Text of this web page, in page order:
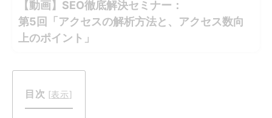
【動画】SEO徹底解決セミナー：
第5回「アクセスの解析方法と、アクセス数向
上のポイント」
目次 [表示]